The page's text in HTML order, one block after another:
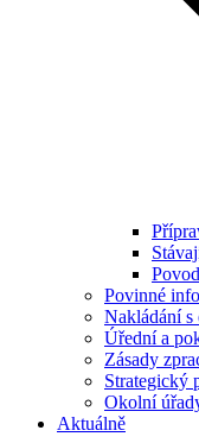
Povinné
Nakládání s
Úřední a
Zásady
Strategický
Okolní
Aktuálně